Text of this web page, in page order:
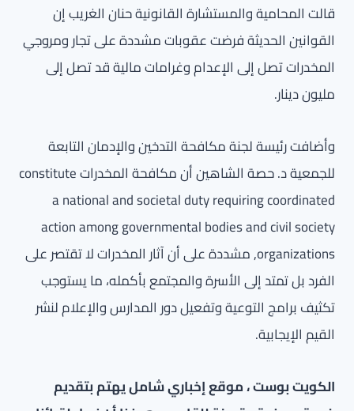
قالت المحامية والمستشارة القانونية حنان الغريب إن
القوانين الحديثة فرضت عقوبات مشددة على تجار ومروجي
المخدرات تصل إلى الإعدام وغرامات مالية قد تصل إلى
مليون دينار.
وأضافت رئيسة لجنة مكافحة التدخين والإدمان التابعة
للجمعية د. حصة الشاهين أن مكافحة المخدرات constitute
a national and societal duty requiring coordinated
action among governmental bodies and civil society
organizations, مشددة على أن آثار المخدرات لا تقتصر على
الفرد بل تمتد إلى الأسرة والمجتمع بأكمله، ما يستوجب
تكثيف برامج التوعية وتفعيل دور المدارس والإعلام لنشر
القيم الإيجابية.
الكويت بوست ، موقع إخباري شامل يهتم بتقديم